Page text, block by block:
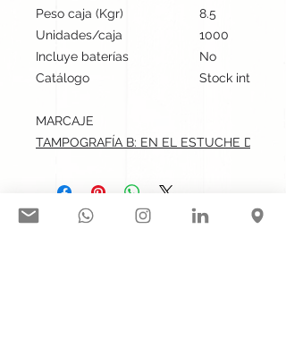
Peso caja (Kgr)
8.5
Unidades/caja
1000
Incluye baterías
No
Catálogo
Stock
MARCAJE
TAMPOGRAFÍA B: EN EL ESTUCHE DE